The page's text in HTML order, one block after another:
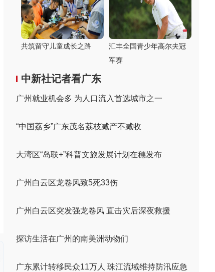
共筑留守儿童成长之路
汇丰全国青少年高尔夫冠
军赛
中新社记者看广东
广州就业机会多 为人口流入首选城市之一
“中国荔乡”广东茂名荔枝减产不减收
大湾区“岛联+”科普文旅发展计划在穗发布
广州白云区龙卷风致5死33伤
广州白云区突发强龙卷风 直击灾后深夜救援
探访生活在广州的南美洲动物们
广东累计转移民众11万人 珠江流域维持防汛应急